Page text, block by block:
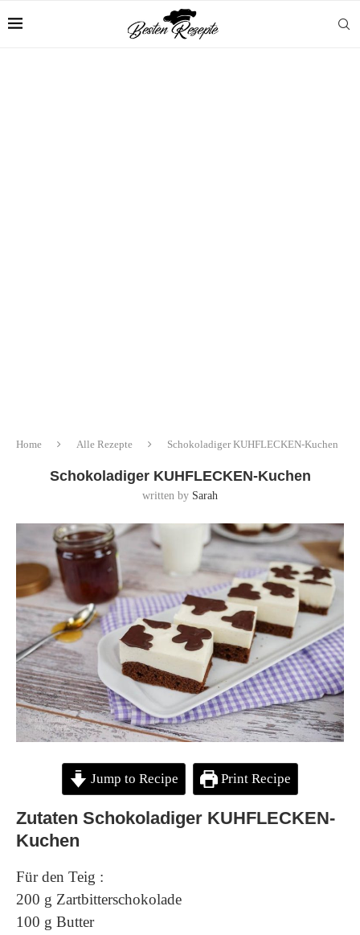
Home Alle Rezepte Schokoladiger KUHFLECKEN-Kuchen
Schokoladiger KUHFLECKEN-Kuchen
written by Sarah
Jump to Recipe Print Recipe
Zutaten Schokoladiger KUHFLECKEN-
Kuchen
Für den Teig :
200 g Zartbitterschokolade
100 g Butter